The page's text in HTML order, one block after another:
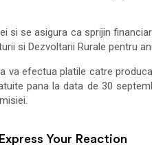
si se asigura ca sprijin
si Dezvoltarii Rurale pentru
va efectua platile catre
pana la data de 30
Express Your Reaction